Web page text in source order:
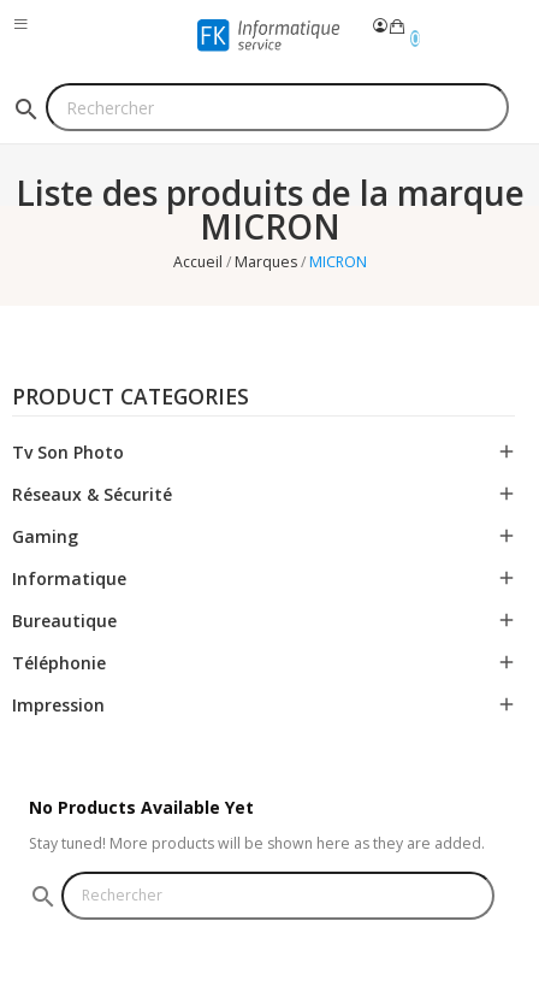
0
search
Liste des produits de la marque
MICRON
Accueil Marques MICRON
PRODUCT CATEGORIES
Tv Son Photo 
Réseaux & Sécurité 
Gaming 
Informatique 
Bureautique 
Téléphonie 
Impression 
No Products Available Yet
Stay tuned! More products will be shown here as they are added.
search